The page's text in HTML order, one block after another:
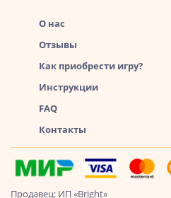
О нас
Отзывы
Как приобрести игру?
Инструкции
FAQ
Контакты
Продавец: ИП «Bright»